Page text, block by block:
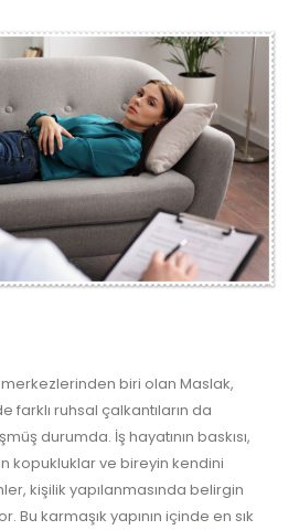
merkezlerinden biri olan Maslak,
ruhsal çalkantıların da
durumda. İş hayatının baskısı,
kopukluklar ve bireyin kendini
kişilik yapılanmasında belirgin
karmaşık yapının içinde en sık